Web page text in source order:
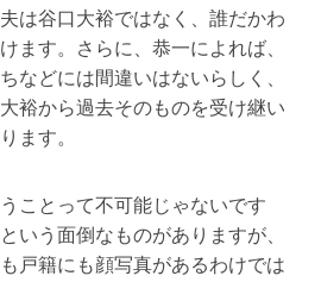
は谷口大裕ではなく、誰だかわ
ます。さらに、恭一によれば、
などには間違いはないらしく、
裕から過去そのものを受け継い
ます。
ことって不可能じゃないです
いう面倒なものがありますが、
戸籍にも顔写真があるわけでは